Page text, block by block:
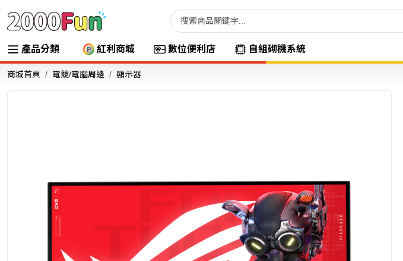
產品分類 紅利商城 數位便利店 自組砌機系統
商城首頁 電競/電腦周邊 顯示器